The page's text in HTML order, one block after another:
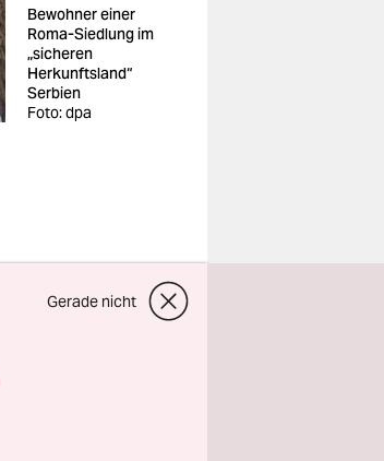
Bewohner einer
Roma-Siedlung im
„sicheren
Herkunftsland“
Serbien
Foto: dpa
Gerade nicht